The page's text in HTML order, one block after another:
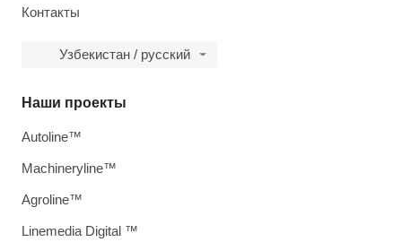
Контакты
Узбекистан / русский
Наши проекты
Autoline™
Machineryline™
Agroline™
Linemedia Digital ™